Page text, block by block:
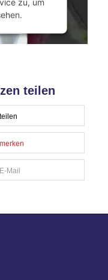
Consent
teilen
teilen
merken
E-Mail